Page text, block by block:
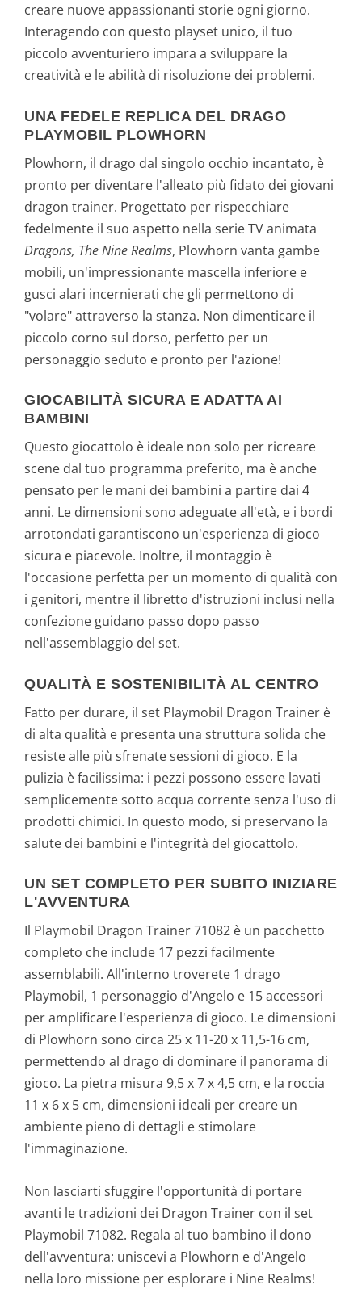
creare nuove appassionanti storie ogni giorno.
Interagendo con questo playset unico, il tuo
piccolo avventuriero impara a sviluppare la
creatività e le abilità di risoluzione dei problemi.
UNA FEDELE REPLICA DEL DRAGO
PLAYMOBIL PLOWHORN
Plowhorn, il drago dal singolo occhio incantato, è
pronto per diventare l'alleato più fidato dei giovani
dragon trainer. Progettato per rispecchiare
fedelmente il suo aspetto nella serie TV animata
Dragons, The Nine Realms, Plowhorn vanta gambe
mobili, un'impressionante mascella inferiore e
gusci alari incernierati che gli permettono di
"volare" attraverso la stanza. Non dimenticare il
piccolo corno sul dorso, perfetto per un
personaggio seduto e pronto per l'azione!
GIOCABILITÀ SICURA E ADATTA AI
BAMBINI
Questo giocattolo è ideale non solo per ricreare
scene dal tuo programma preferito, ma è anche
pensato per le mani dei bambini a partire dai 4
anni. Le dimensioni sono adeguate all'età, e i bordi
arrotondati garantiscono un'esperienza di gioco
sicura e piacevole. Inoltre, il montaggio è
l'occasione perfetta per un momento di qualità con
i genitori, mentre il libretto d'istruzioni inclusi nella
confezione guidano passo dopo passo
nell'assemblaggio del set.
QUALITÀ E SOSTENIBILITÀ AL CENTRO
Fatto per durare, il set Playmobil Dragon Trainer è
di alta qualità e presenta una struttura solida che
resiste alle più sfrenate sessioni di gioco. E la
pulizia è facilissima: i pezzi possono essere lavati
semplicemente sotto acqua corrente senza l'uso di
prodotti chimici. In questo modo, si preservano la
salute dei bambini e l'integrità del giocattolo.
UN SET COMPLETO PER SUBITO INIZIARE
L'AVVENTURA
Il Playmobil Dragon Trainer 71082 è un pacchetto
completo che include 17 pezzi facilmente
assemblabili. All'interno troverete 1 drago
Playmobil, 1 personaggio d'Angelo e 15 accessori
per amplificare l'esperienza di gioco. Le dimensioni
di Plowhorn sono circa 25 x 11-20 x 11,5-16 cm,
permettendo al drago di dominare il panorama di
gioco. La pietra misura 9,5 x 7 x 4,5 cm, e la roccia
11 x 6 x 5 cm, dimensioni ideali per creare un
ambiente pieno di dettagli e stimolare
l'immaginazione.
Non lasciarti sfuggire l'opportunità di portare
avanti le tradizioni dei Dragon Trainer con il set
Playmobil 71082. Regala al tuo bambino il dono
dell'avventura: uniscevi a Plowhorn e d'Angelo
nella loro missione per esplorare i Nine Realms!